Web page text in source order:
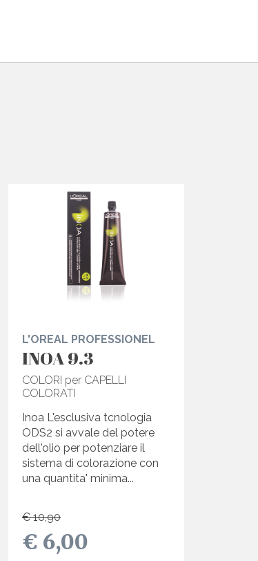
L'OREAL PROFESSIONEL
INOA 9.3
COLORI per CAPELLI
COLORATI
Inoa L'esclusiva tcnologia
ODS2 si avvale del potere
dell'olio per potenziare il
sistema di colorazione con
una quantita' minima...
€ 10,90
€ 6,00